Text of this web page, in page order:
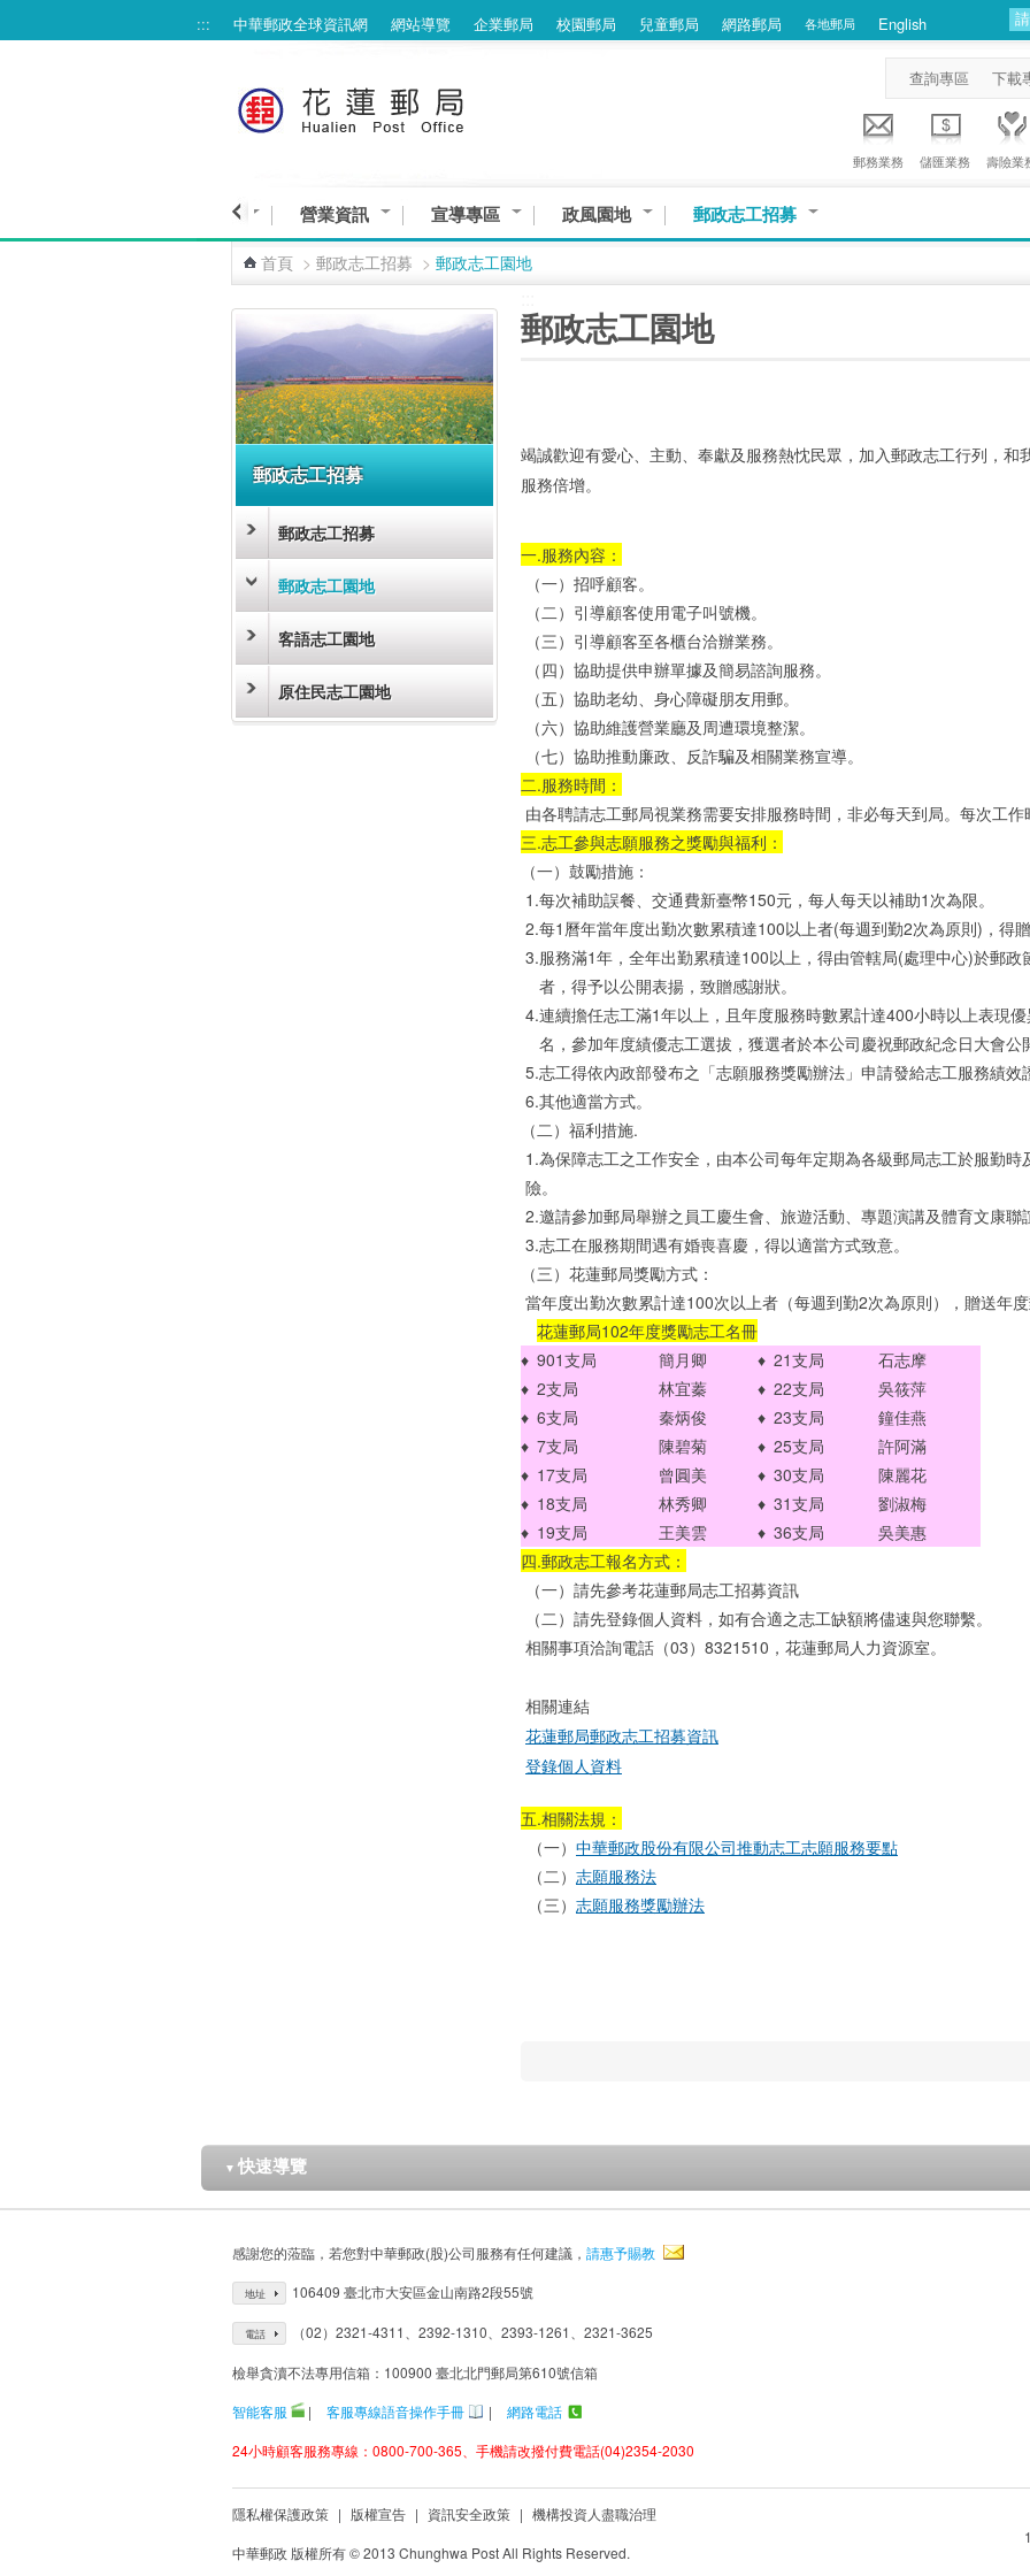
::: 中華郵政全球資訊網 網站導覽 企業郵局 校園郵局 兒童郵局 網路郵局 各地郵局 English
查詢專區 下載
郵務業務 儲匯業務 壽險業
業務與服務 營業資訊 宣導專區 政風園地 郵政志工招募
首頁 > 郵政志工招募 > 郵政志工園地
郵政志工招募
郵政志工招募
郵政志工園地
客語志工園地
原住民志工園地
郵政志工園地
竭誠歡迎有愛心、主動、奉獻及服務熱忱民眾，加入郵政志工行列，和
服務倍增。
一.服務內容：
（一）招呼顧客。
（二）引導顧客使用電子叫號機。
（三）引導顧客至各櫃台洽辦業務。
（四）協助提供申辦單據及簡易諮詢服務。
（五）協助老幼、身心障礙朋友用郵。
（六）協助維護營業廳及周遭環境整潔。
（七）協助推動廉政、反詐騙及相關業務宣導。
二.服務時間：
由各聘請志工郵局視業務需要安排服務時間，非必每天到局。每次工作
三.志工參與志願服務之獎勵與福利：
（一）鼓勵措施：
1.每次補助誤餐、交通費新臺幣150元，每人每天以補助1次為限。
2.每1曆年當年度出勤次數累積達100以上者(每週到勤2次為原則)，得贈
3.服務滿1年，全年出勤累積達100以上，得由管轄局(處理中心)於郵
者，得予以公開表揚，致贈感謝狀。
4.連續擔任志工滿1年以上，且年度服務時數累計達400小時以上表現
名，參加年度績優志工選拔，獲選者於本公司慶祝郵政紀念日大會公
5.志工得依內政部發布之「志願服務獎勵辦法」申請發給志工服務績效
6.其他適當方式。
（二）福利措施.
1.為保障志工之工作安全，由本公司每年定期為各級郵局志工於服勤
險。
2.邀請參加郵局舉辦之員工慶生會、旅遊活動、專題演講及體育文康聯
3.志工在服務期間遇有婚喪喜慶，得以適當方式致意。
（三）花蓮郵局獎勵方式：
當年度出勤次數累計達100次以上者（每週到勤2次為原則），贈送年度
花蓮郵局102年度獎勵志工名冊
♦ 901支局 簡月卿 ♦ 21支局
石志摩
♦ 2支局 林宜蓁 ♦ 22支局
吳筱萍
♦ 6支局 秦炳俊 ♦ 23支局
鐘佳燕
♦ 7支局 陳碧菊 ♦ 25支局
許阿滿
♦ 17支局 曾圓美 ♦ 30支局
陳麗花
♦ 18支局 林秀卿 ♦ 31支局
劉淑梅
♦ 19支局 王美雲 ♦ 36支局
吳美惠
四.郵政志工報名方式：
（一）請先參考花蓮郵局志工招募資訊
（二）請先登錄個人資料，如有合適之志工缺額將儘速與您聯繫。
相關事項洽詢電話（03）8321510，花蓮郵局人力資源室。
相關連結
花蓮郵局郵政志工招募資訊
登錄個人資料
五.相關法規：
（一） 中華郵政股份有限公司推動志工志願服務要點
（二） 志願服務法
（三） 志願服務獎勵辦法
▼ 快速導覽
感謝您的蒞臨，若您對中華郵政(股)公司服務有任何建議， 請惠予賜教
地址 106409 臺北市大安區金山南路2段55號
電話 （02）2321-4311、2392-1310、2393-1261、2321-3625
檢舉貪瀆不法專用信箱：100900 臺北北門郵局第610號信箱
智能客服
| 客服專線語音操作手冊 |
網路電話
24小時顧客服務專線：0800-700-365、手機請改撥付費電話(04)2354-2030
隱私權保護政策 | 版權宣告 | 資訊安全政策 | 機構投資人盡職治理
中華郵政 版權所有 © 2013 Chunghwa Post All Rights Reserved.